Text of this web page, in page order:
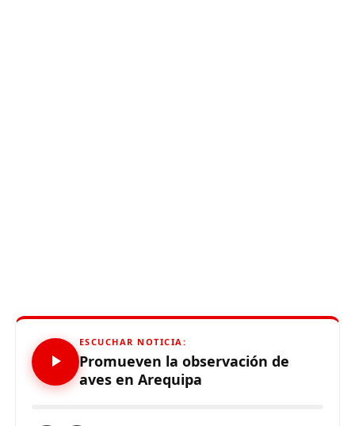
ESCUCHAR NOTICIA:
Promueven la observación de
aves en Arequipa